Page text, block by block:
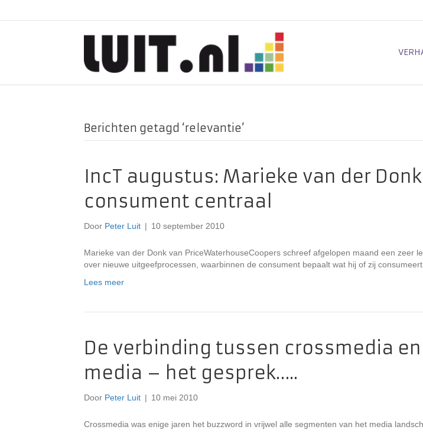
Berichten getagd ‘relevantie’
IncT augustus: Marieke van der
consument centraal
Door Peter Luit | 10 september 2010
Marieke van der Donk van PriceWaterhouseCoopers schreef afgelopen maand een zeer
over nieuwe uitgeefprocessen, waarbinnen de consument bepaalt wat hij of zij consumeert.
Lees meer
De verbinding tussen crossmedia en
media – het gesprek…..
Door Peter Luit | 10 mei 2010
Crossmedia was enige jaren het buzzword in vrijwel alle segmenten van het media